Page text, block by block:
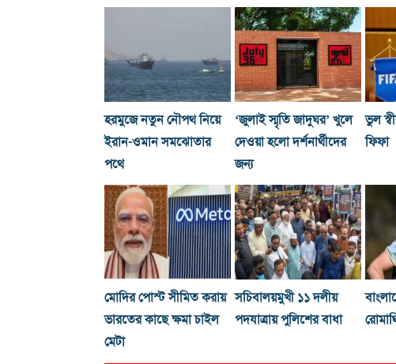
হরমুজে নতুন নৌপথ নিয়ে
ইরান-ওমান সমঝোতার
পথে
‘জুলাই স্মৃতি জাদুঘর’ খুলে
দেওয়া হলো দর্শনার্থীদের
জন্য
ভুল
ফিফা
মোদির পোস্ট সীমিত করায়
ভারতের কাছে ক্ষমা চাইল
মেটা
সচিবালয়মুখী ১১ দলীয়
পদযাত্রায় পুলিশের বাধা